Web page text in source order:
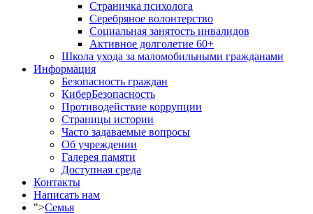
Страничка психолога
Серебряное волонтерство
Социальная занятость инвалидов
Активное долголетие 60+
Школа ухода за маломобильными гражданами
Информация
Безопасность граждан
КиберБезопасность
Противодействие коррупции
Страницы истории
Часто задаваемые вопросы
Об учреждении
Галерея памяти
Доступная среда
Контакты
Написать нам
">Семья